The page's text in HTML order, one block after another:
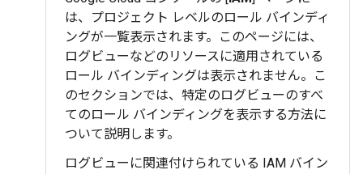
は、プロジェクト レベルのロール バインディ
ングが一覧表示されます。このページには、
ログビューなどのリソースに適用されている
ロール バインディングは表示されません。こ
のセクションでは、特定のログビューのすべ
てのロール バインディングを表示する方法に
ついて説明します。
ログビューに関連付けられている IAM バイン